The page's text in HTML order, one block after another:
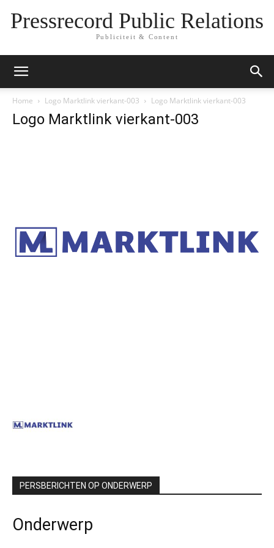
Pressrecord Public Relations
Publiciteit & Content
Home Logo Marktlink vierkant-003 Logo Marktlink vierkant-003
Logo Marktlink vierkant-003
PERSBERICHTEN OP ONDERWERP
Onderwerp